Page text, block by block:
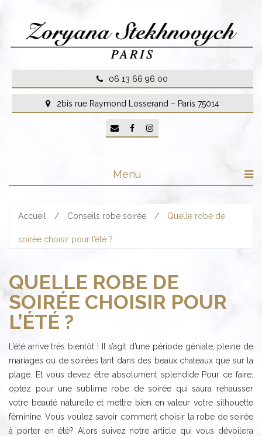
content
06 13 66 96 00
2bis rue Raymond Losserand – Paris 75014
Menu
Accueil / Conseils robe soirée / Quelle robe de
soirée choisir pour l’été ?
QUELLE ROBE DE
SOIRÉE CHOISIR POUR
L’ÉTÉ ?
L’été arrive très bientôt ! Il s’agit d’une période géniale, pleine de
mariages ou de soirées tant dans des beaux chateaux que sur la
plage. Et vous devez être absolument splendide Pour ce faire,
optez pour une sublime robe de soirée qui saura rehausser
votre beauté naturelle et mettre bien en valeur votre silhouette
féminine. Vous voulez savoir comment choisir la robe de soirée
à porter en été? Alors suivez notre article qui vous dévoilera